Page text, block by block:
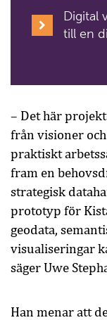
Digital
till en
– Det här
från visioner
praktiskt
fram en
strategisk
prototyp för
geodata,
visualiseringar
säger Uwe
Han menar att